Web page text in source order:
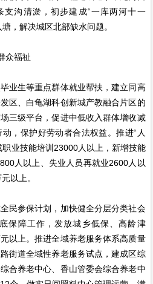
沟清淤，初步建成“一库两河十一
，解决城区北部缺水问题。
众福祉
生等重点群体就业帮扶，建立同高
区、白龟湖科创新城产教融合片区的
三级平台，促进中低收入群体增收减
，保护好劳动者合法权益。推进“人
职业技能培训23000人以上，新增技能
人以上、失业人员再就业2600人以
以上。
参保计划，加快健全分层分类社会
保障工作，发放城乡低保、高龄津
以上。推进全域养老服务体系高质量
街道全域性养老服务试点，建成区综
合养老中心、香山管委会综合养老中